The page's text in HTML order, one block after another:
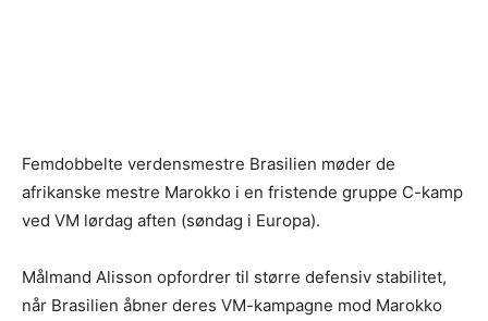
Femdobbelte verdensmestre Brasilien møder de
afrikanske mestre Marokko i en fristende gruppe C-kamp
ved VM lørdag aften (søndag i Europa).
Målmand Alisson opfordrer til større defensiv stabilitet,
når Brasilien åbner deres VM-kampagne mod Marokko